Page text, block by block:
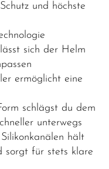
und höchste
sich der Helm
ermöglicht eine
schlägst du dem
unterwegs
hält
sorgt für stets klare